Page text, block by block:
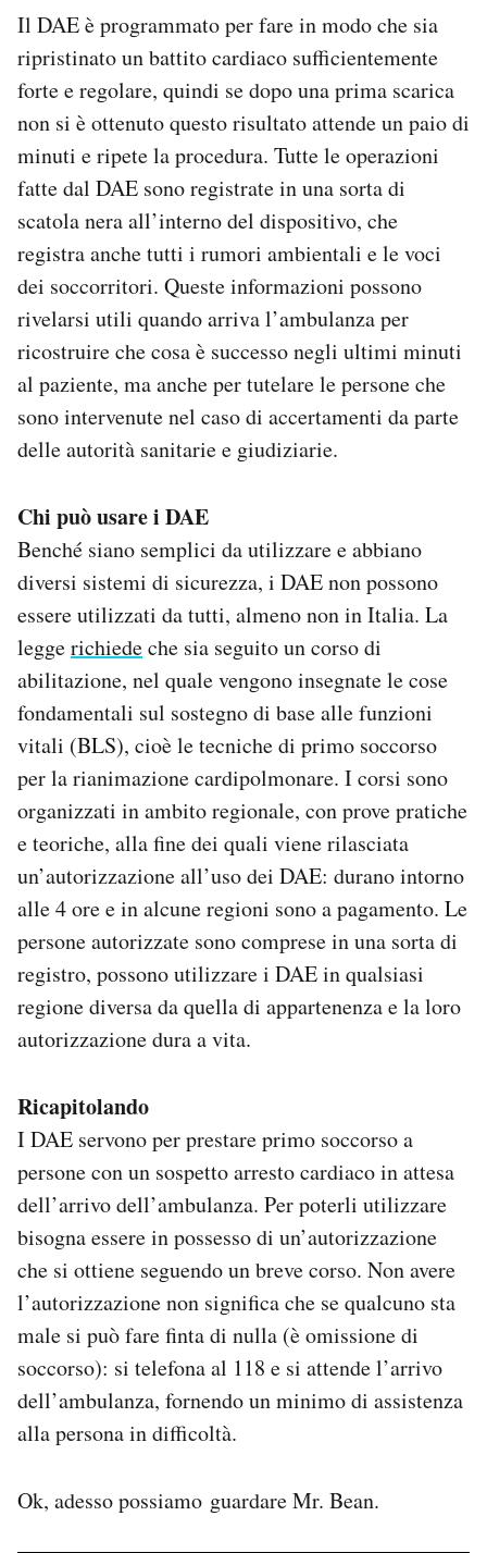
Il DAE è programmato per fare in modo che sia
ripristinato un battito cardiaco sufficientemente
forte e regolare, quindi se dopo una prima scarica
non si è ottenuto questo risultato attende un paio di
minuti e ripete la procedura. Tutte le operazioni
fatte dal DAE sono registrate in una sorta di
scatola nera all’interno del dispositivo, che
registra anche tutti i rumori ambientali e le voci
dei soccorritori. Queste informazioni possono
rivelarsi utili quando arriva l’ambulanza per
ricostruire che cosa è successo negli ultimi minuti
al paziente, ma anche per tutelare le persone che
sono intervenute nel caso di accertamenti da parte
delle autorità sanitarie e giudiziarie.
Chi può usare i DAE
Benché siano semplici da utilizzare e abbiano
diversi sistemi di sicurezza, i DAE non possono
essere utilizzati da tutti, almeno non in Italia. La
leggerichiedeche sia seguito un corso di
abilitazione, nel quale vengono insegnate le cose
fondamentali sul sostegno di base alle funzioni
vitali (BLS), cioè le tecniche di primo soccorso
per la rianimazione cardipolmonare. I corsi sono
organizzati in ambito regionale, con prove pratiche
e teoriche, alla fine dei quali viene rilasciata
un’autorizzazione all’uso dei DAE: durano intorno
alle 4 ore e in alcune regioni sono a pagamento. Le
persone autorizzate sono comprese in una sorta di
registro, possono utilizzare i DAE in qualsiasi
regione diversa da quella di appartenenza e la loro
autorizzazione dura a vita.
Ricapitolando
I DAE servono per prestare primo soccorso a
persone con un sospetto arresto cardiaco in attesa
dell’arrivo dell’ambulanza. Per poterli utilizzare
bisogna essere in possesso di un’autorizzazione
che si ottiene seguendo un breve corso. Non avere
l’autorizzazione non significa che se qualcuno sta
male si può fare finta di nulla (è omissione di
soccorso): si telefona al 118 e si attende l’arrivo
dell’ambulanza, fornendo un minimo di assistenza
alla persona in difficoltà.
Ok, adesso possiamo guardare Mr. Bean.